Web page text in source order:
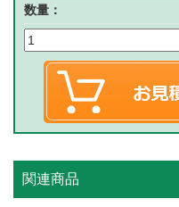
数量：
関連商品